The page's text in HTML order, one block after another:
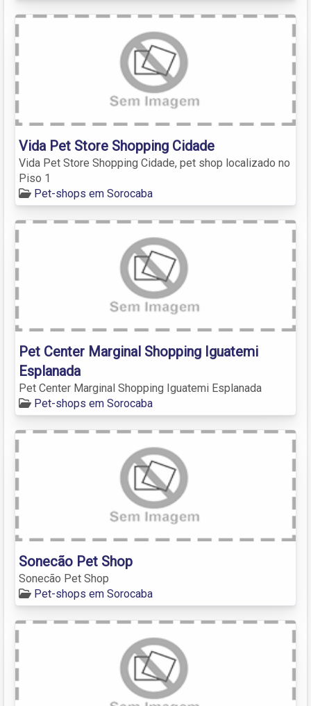
Vida Pet Store Shopping Cidade
Vida Pet Store Shopping Cidade, pet shop localizado no
Piso 1
Pet-shops em Sorocaba
Pet Center Marginal Shopping Iguatemi
Esplanada
Pet Center Marginal Shopping Iguatemi Esplanada
Pet-shops em Sorocaba
Sonecão Pet Shop
Sonecão Pet Shop
Pet-shops em Sorocaba